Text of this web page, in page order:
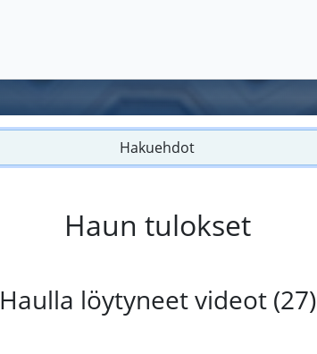
Hakuehdot
Haun tulokset
Haulla löytyneet videot (27)